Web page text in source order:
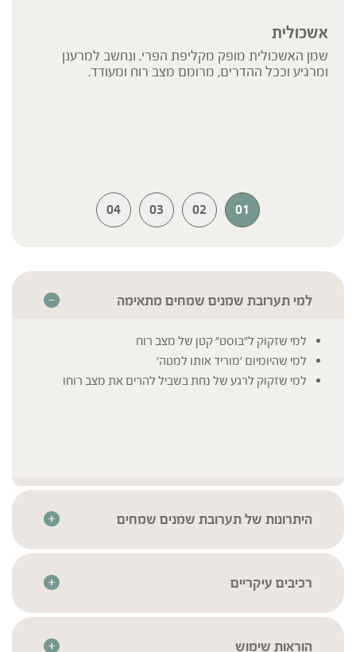
אשכולית
שמן האשכולית מופק מקליפת הפרי. ונחשב למרענן
ומרגיע וככל ההדרים, מרומם מצב רוח ומעודד.
01
02
03
04
למי תערובת שמנים שמחים מתאימה
למי שזקוק ל"בוסט" קטן של מצב רוח
למי שהיומיום 'מוריד אותו למטה'
למי שזקוק לרגע של נחת בשביל להרים את מצב רוחו
היתרונות של תערובת שמנים שמחים
השמנים האתרים עברו סדרת בדיקות איכות קפדניות בהתאם
לתקנים המחמירים ביותר בכדי להבטיח את זיהויים, איכותם
מתאים לצמחונים ולטבעונים
רכיבים עיקריים
לבונה
הוראות שימוש